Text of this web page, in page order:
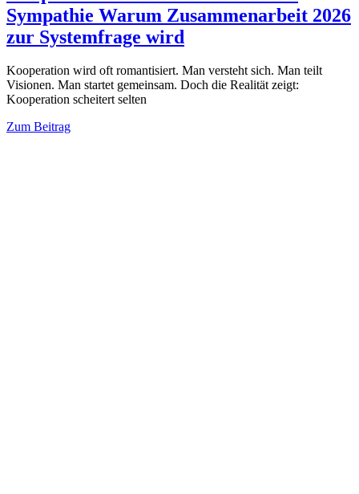
Sympathie Warum Zusammenarbeit 2026
zur Systemfrage wird
Kooperation wird oft romantisiert. Man versteht sich. Man teilt
Visionen. Man startet gemeinsam. Doch die Realität zeigt:
Kooperation scheitert selten
Zum Beitrag